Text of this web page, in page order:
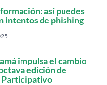
así puedes
intentos de phishing
impulsa el cambio
edición de
Participativo